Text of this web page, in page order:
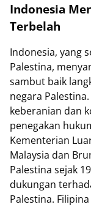
Indonesia
Terbelah
Indonesia, yang
Palestina,
sambut baik
negara
keberanian dan
penegakan
Kementerian
Malaysia dan
Palestina sejak
dukungan
Palestina.